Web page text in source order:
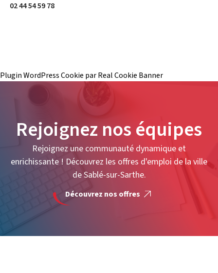
02 44 54 59 78
Plugin WordPress Cookie par Real Cookie Banner
Rejoignez nos équipes
Rejoignez une communauté dynamique et
enrichissante ! Découvrez les offres d'emploi de la ville
de Sablé-sur-Sarthe.
Découvrez nos offres